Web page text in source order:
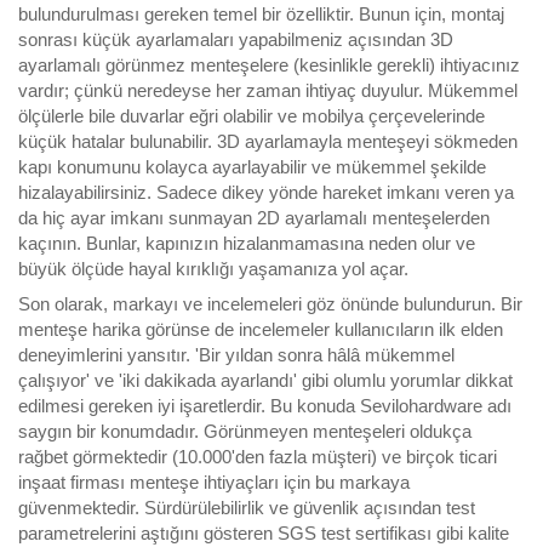
bulundurulması gereken temel bir özelliktir. Bunun için, montaj
sonrası küçük ayarlamaları yapabilmeniz açısından 3D
ayarlamalı görünmez menteşelere (kesinlikle gerekli) ihtiyacınız
vardır; çünkü neredeyse her zaman ihtiyaç duyulur. Mükemmel
ölçülerle bile duvarlar eğri olabilir ve mobilya çerçevelerinde
küçük hatalar bulunabilir. 3D ayarlamayla menteşeyi sökmeden
kapı konumunu kolayca ayarlayabilir ve mükemmel şekilde
hizalayabilirsiniz. Sadece dikey yönde hareket imkanı veren ya
da hiç ayar imkanı sunmayan 2D ayarlamalı menteşelerden
kaçının. Bunlar, kapınızın hizalanmamasına neden olur ve
büyük ölçüde hayal kırıklığı yaşamanıza yol açar.
Son olarak, markayı ve incelemeleri göz önünde bulundurun. Bir
menteşe harika görünse de incelemeler kullanıcıların ilk elden
deneyimlerini yansıtır. 'Bir yıldan sonra hâlâ mükemmel
çalışıyor' ve 'iki dakikada ayarlandı' gibi olumlu yorumlar dikkat
edilmesi gereken iyi işaretlerdir. Bu konuda Sevilohardware adı
saygın bir konumdadır. Görünmeyen menteşeleri oldukça
rağbet görmektedir (10.000'den fazla müşteri) ve birçok ticari
inşaat firması menteşe ihtiyaçları için bu markaya
güvenmektedir. Sürdürülebilirlik ve güvenlik açısından test
parametrelerini aştığını gösteren SGS test sertifikası gibi kalite